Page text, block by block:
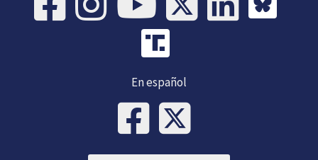
En español